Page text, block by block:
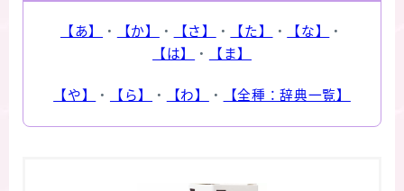
【あ】 ・ 【か】 ・ 【さ】 ・ 【た】 ・ 【な】
・
【は】
・ 【ま】
【や】 ・ 【ら】 ・ 【わ】 ・ 【全種：辞典一覧】